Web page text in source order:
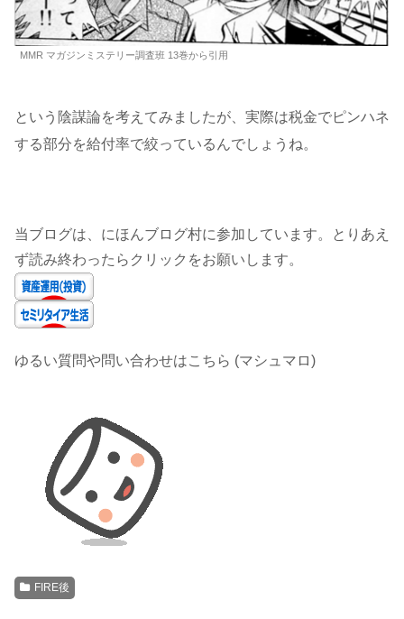
MMR マガジンミステリー調査班 13巻から引用
という陰謀論を考えてみましたが、実際は税金でピンハネ
する部分を給付率で絞っているんでしょうね。
当ブログは、にほんブログ村に参加しています。とりあえ
ず読み終わったらクリックをお願いします。
ゆるい質問や問い合わせはこちら (マシュマロ)
FIRE後